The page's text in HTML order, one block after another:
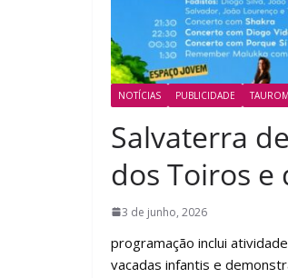
NOTÍCIAS PUBLICIDADE
Salvaterra
dos Toiros e
3 de junho, 2026
programação inclui
vacadas infantis e